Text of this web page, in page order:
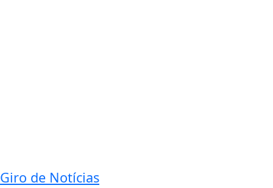
Giro de Notícias